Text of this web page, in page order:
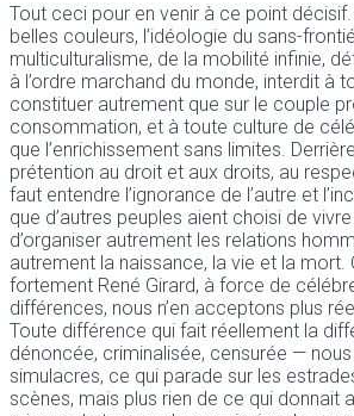
Tout ceci pour en venir à ce point
belles couleurs, l’idéologie du sans-
multiculturalisme, de la mobilité infinie,
à l’ordre marchand du monde, interdit à
constituer autrement que sur le couple
consommation, et à toute culture de
que l’enrichissement sans limites.
prétention au droit et aux droits, au
faut entendre l’ignorance de l’autre et
que d’autres peuples aient choisi de
d’organiser autrement les relations
autrement la naissance, la vie et la mort.
fortement René Girard, à force de
différences, nous n’en acceptons plus
Toute différence qui fait réellement la
dénoncée, criminalisée, censurée —
simulacres, ce qui parade sur les
scènes, mais plus rien de ce qui donnait